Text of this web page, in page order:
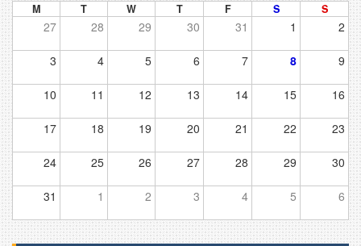
M T W T F S S
27 28 29 30 31 1 2
3 4 5 6 7 8 9
10 11 12 13 14 15 16
17 18 19 20 21 22 23
24 25 26 27 28 29 30
31 1 2 3 4 5 6